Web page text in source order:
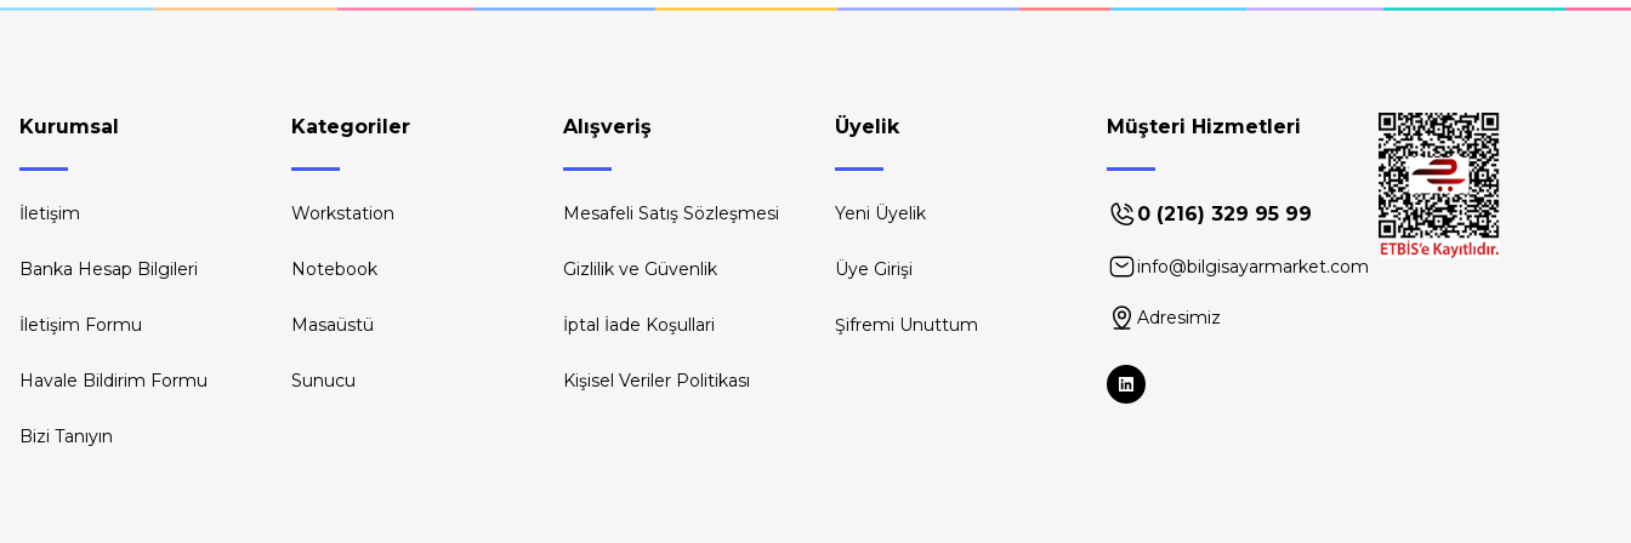
Kurumsal
İletişim
Banka Hesap Bilgileri
İletişim Formu
Havale Bildirim Formu
Bizi Tanıyın
Kategoriler
Workstation
Notebook
Masaüstü
Sunucu
Alışveriş
Mesafeli Satış Sözleşmesi
Gizlilik ve Güvenlik
İptal İade Koşullari
Kişisel Veriler Politikası
Üyelik
Yeni Üyelik
Üye Girişi
Şifremi Unuttum
Müşteri Hizmetleri
0 (216) 329 95 99
info@bilgisayarmarket.com
Adresimiz